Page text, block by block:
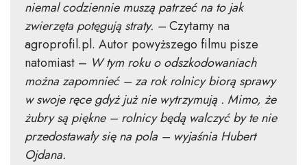
niemal codziennie muszą patrzeć na to jak
zwierzęta potęgują straty. –Czytamy na
agroprofil.pl. Autor powyższego filmu pisze
natomiast – W tym roku o odszkodowaniach
można zapomnieć – za rok rolnicy biorą sprawy
w swoje ręce gdyż już nie wytrzymują . Mimo, że
żubry są piękne – rolnicy będą walczyć by te nie
przedostawały się na pola – wyjaśnia Hubert
Ojdana.